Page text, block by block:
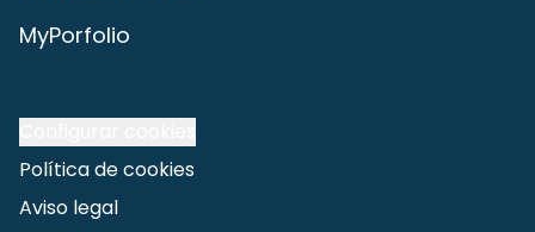
MyPorfolio
Política de cookies
Aviso legal